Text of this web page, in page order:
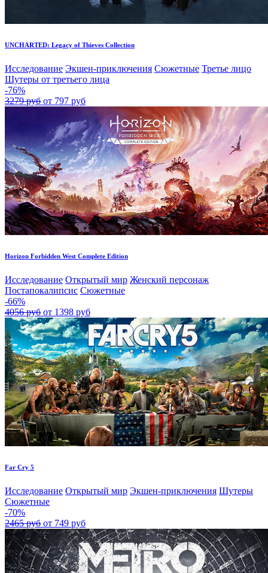
UNCHARTED: Legacy of Thieves Collection
Исследование Экшен-приключения Сюжетные Третье лицо
Шутеры от третьего лица
-76%
3279 руб от 797 руб
Horizon Forbidden West Complete Edition
Исследование Открытый мир Женский персонаж
Постапокалипсис Сюжетные
-66%
4056 руб от 1398 руб
Far Cry 5
Исследование Открытый мир Экшен-приключения Шутеры
Сюжетные
-70%
2465 руб от 749 руб